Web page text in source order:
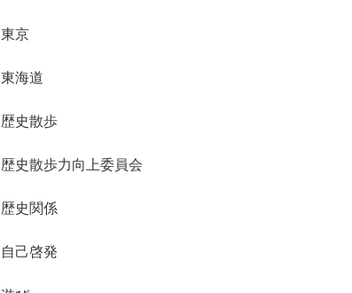
東京
東海道
歴史散歩
歴史散歩力向上委員会
歴史関係
自己啓発